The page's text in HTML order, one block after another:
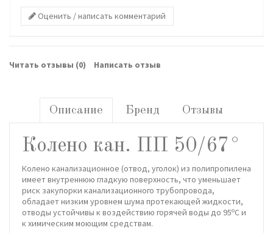
Оценить / написать комментарий
Читать отзывы (0) Написать отзыв
Описание Бренд Отзывы
Колено кан. ПП 50/67°
Колено канализационное (отвод, уголок) из полипропилена
имеет внутреннюю гладкую поверхность, что уменьшает
риск закупорки канализационного трубопровода,
обладает низким уровнем шума протекающей жидкости,
отводы устойчивы к воздействию горячей воды до 95оС и
к химическим моющим средствам.